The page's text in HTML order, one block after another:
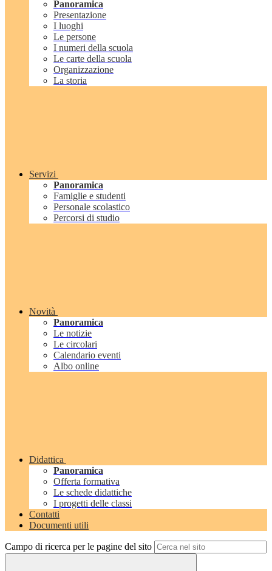
Panoramica
Presentazione
I luoghi
Le persone
I numeri della scuola
Le carte della scuola
Organizzazione
La storia
Servizi
Panoramica
Famiglie e studenti
Personale scolastico
Percorsi di studio
Novità
Panoramica
Le notizie
Le circolari
Calendario eventi
Albo online
Didattica
Panoramica
Offerta formativa
Le schede didattiche
I progetti delle classi
Contatti
Documenti utili
Campo di ricerca per le pagine del sito